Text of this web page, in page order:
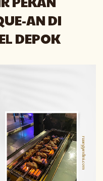
AN DI
DEPOK